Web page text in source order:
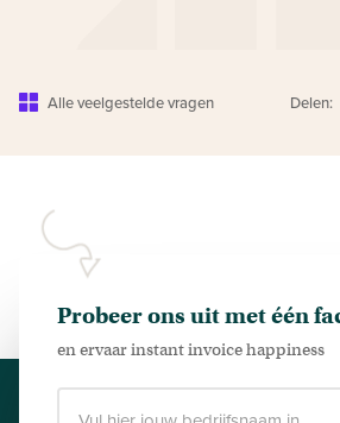
Alle veelgestelde vragen Delen:
Probeer ons uit met één
en ervaar instant invoice happiness